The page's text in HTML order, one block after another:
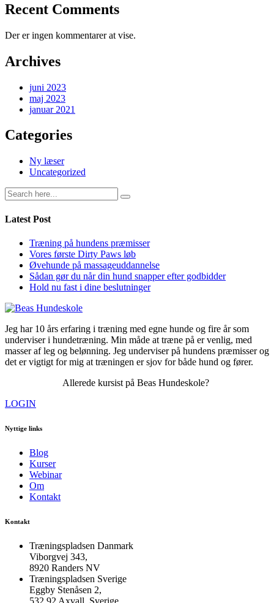
Recent Comments
Der er ingen kommentarer at vise.
Archives
juni 2023
maj 2023
januar 2021
Categories
Ny læser
Uncategorized
Latest Post
Træning på hundens præmisser
Vores første Dirty Paws løb
Øvehunde på massageuddannelse
Sådan gør du når din hund snapper efter godbidder
Hold nu fast i dine beslutninger
Jeg har 10 års erfaring i træning med egne hunde og fire år som
underviser i hundetræning. Min måde at træne på er venlig, med
masser af leg og belønning. Jeg underviser på hundens præmisser og
det er vigtigt for mig at træningen er sjov for både hund og fører.
Allerede kursist på Beas Hundeskole?
LOGIN
Nyttige links
Blog
Kurser
Webinar
Om
Kontakt
Kontakt
Træningspladsen Danmark
Viborgvej 343,
8920 Randers NV
Træningspladsen Sverige
Eggby Stenåsen 2,
532 92 Axvall, Sverige